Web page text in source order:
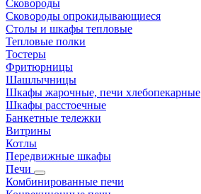
Сковороды
Сковороды опрокидывающиеся
Столы и шкафы тепловые
Тепловые полки
Тостеры
Фритюрницы
Шашлычницы
Шкафы жарочные, печи хлебопекарные
Шкафы расстоечные
Банкетные тележки
Витрины
Котлы
Передвижные шкафы
Печи
Комбинированные печи